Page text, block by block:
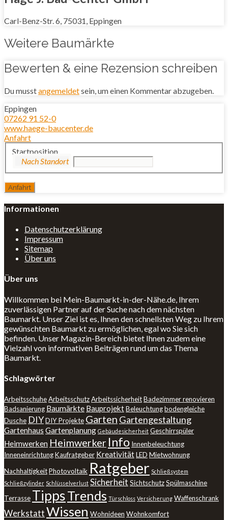
Carl-Benz-Str. 6, 75031, Eppingen
Weitere Baumärkte
Bewerten & eine Rezension schreiben
Du musstangemeldetsein, um einen Kommentar abzugeben.
Eppingen
07262 91 52-0
www.haege-baucenter.de
Anfahrt
Startposition
Informationen
Datenschutzerklärung
Impressum
Sitemap
Über uns
Über uns
Willkommen bei Mein-Baumarkt-in-der-Nähe.de, Ihrem
zuverlässigen Partner auf der Suche nach dem nächsten
Baumarkt. Unser Ziel ist es, Ihnen den schnellsten Weg zu Ihrem
gewünschten Baumarkt zu ermöglichen, egal wo Sie sich
befinden. Unser Magazin-Bereich bietet Ihnen zudem eine
Vielzahl von informativen Beiträgen rund um das Thema
Baumarkt.
Schlagwörter
ArbeitsschuheArbeitsschutzArbeitssicherheitBadezimmer renovieren
Badsanierung Baumärkte BauprojektBeleuchtungbodengleiche
Dusche DIYDIY Projekte Garten Gartengestaltung
Gartenhaus Gartenplanung Gebäudesicherheit Geschirrspüler
Heimwerken Heimwerker Info Innenbeleuchtung
InneneinrichtungKaufratgeber KreativitätLED Mietwohnung
NachhaltigkeitPhotovoltaik Ratgeber Schließsystem
Schließzylinder Schlüsselverlust Sicherheit SichtschutzSpülmaschine
Terrasse TippsTrends Türschloss Versicherung Waffenschrank
WerkstattWissen Wohnideen Wohnkomfort